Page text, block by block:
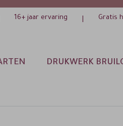
16+ jaar ervaring Gratis
DRUKWERK